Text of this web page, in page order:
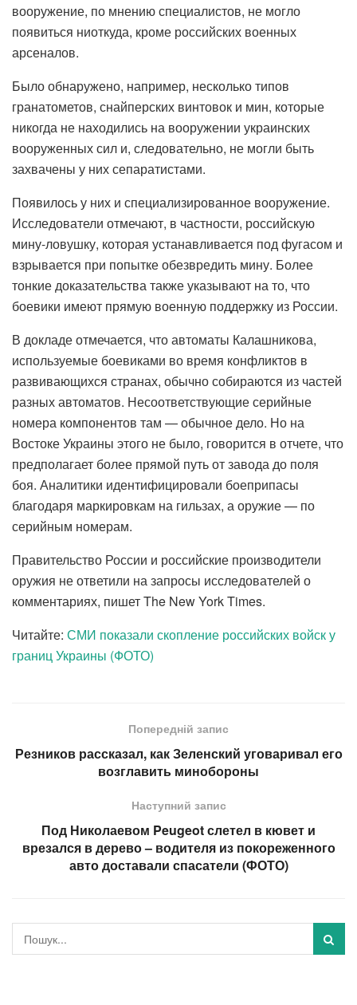
вооружение, по мнению специалистов, не могло
появиться ниоткуда, кроме российских военных
арсеналов.
Было обнаружено, например, несколько типов
гранатометов, снайперских винтовок и мин, которые
никогда не находились на вооружении украинских
вооруженных сил и, следовательно, не могли быть
захвачены у них сепаратистами.
Появилось у них и специализированное вооружение.
Исследователи отмечают, в частности, российскую
мину-ловушку, которая устанавливается под фугасом и
взрывается при попытке обезвредить мину. Более
тонкие доказательства также указывают на то, что
боевики имеют прямую военную поддержку из России.
В докладе отмечается, что автоматы Калашникова,
используемые боевиками во время конфликтов в
развивающихся странах, обычно собираются из частей
разных автоматов. Несоответствующие серийные
номера компонентов там — обычное дело. Но на
Востоке Украины этого не было, говорится в отчете, что
предполагает более прямой путь от завода до поля
боя. Аналитики идентифицировали боеприпасы
благодаря маркировкам на гильзах, а оружие — по
серийным номерам.
Правительство России и российские производители
оружия не ответили на запросы исследователей о
комментариях, пишет The New York Times.
Читайте: СМИ показали скопление российских войск у
границ Украины (ФОТО)
Попередній запис
Резников рассказал, как Зеленский уговаривал его
возглавить минобороны
Наступний запис
Под Николаевом Peugeot слетел в кювет и
врезался в дерево – водителя из покореженного
авто доставали спасатели (ФОТО)